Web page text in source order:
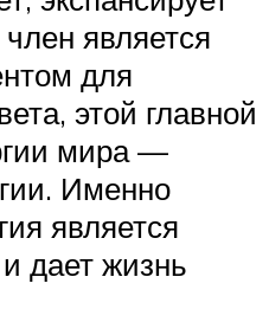
является
для
этой главной
мира —
Именно
является
дает жизнь